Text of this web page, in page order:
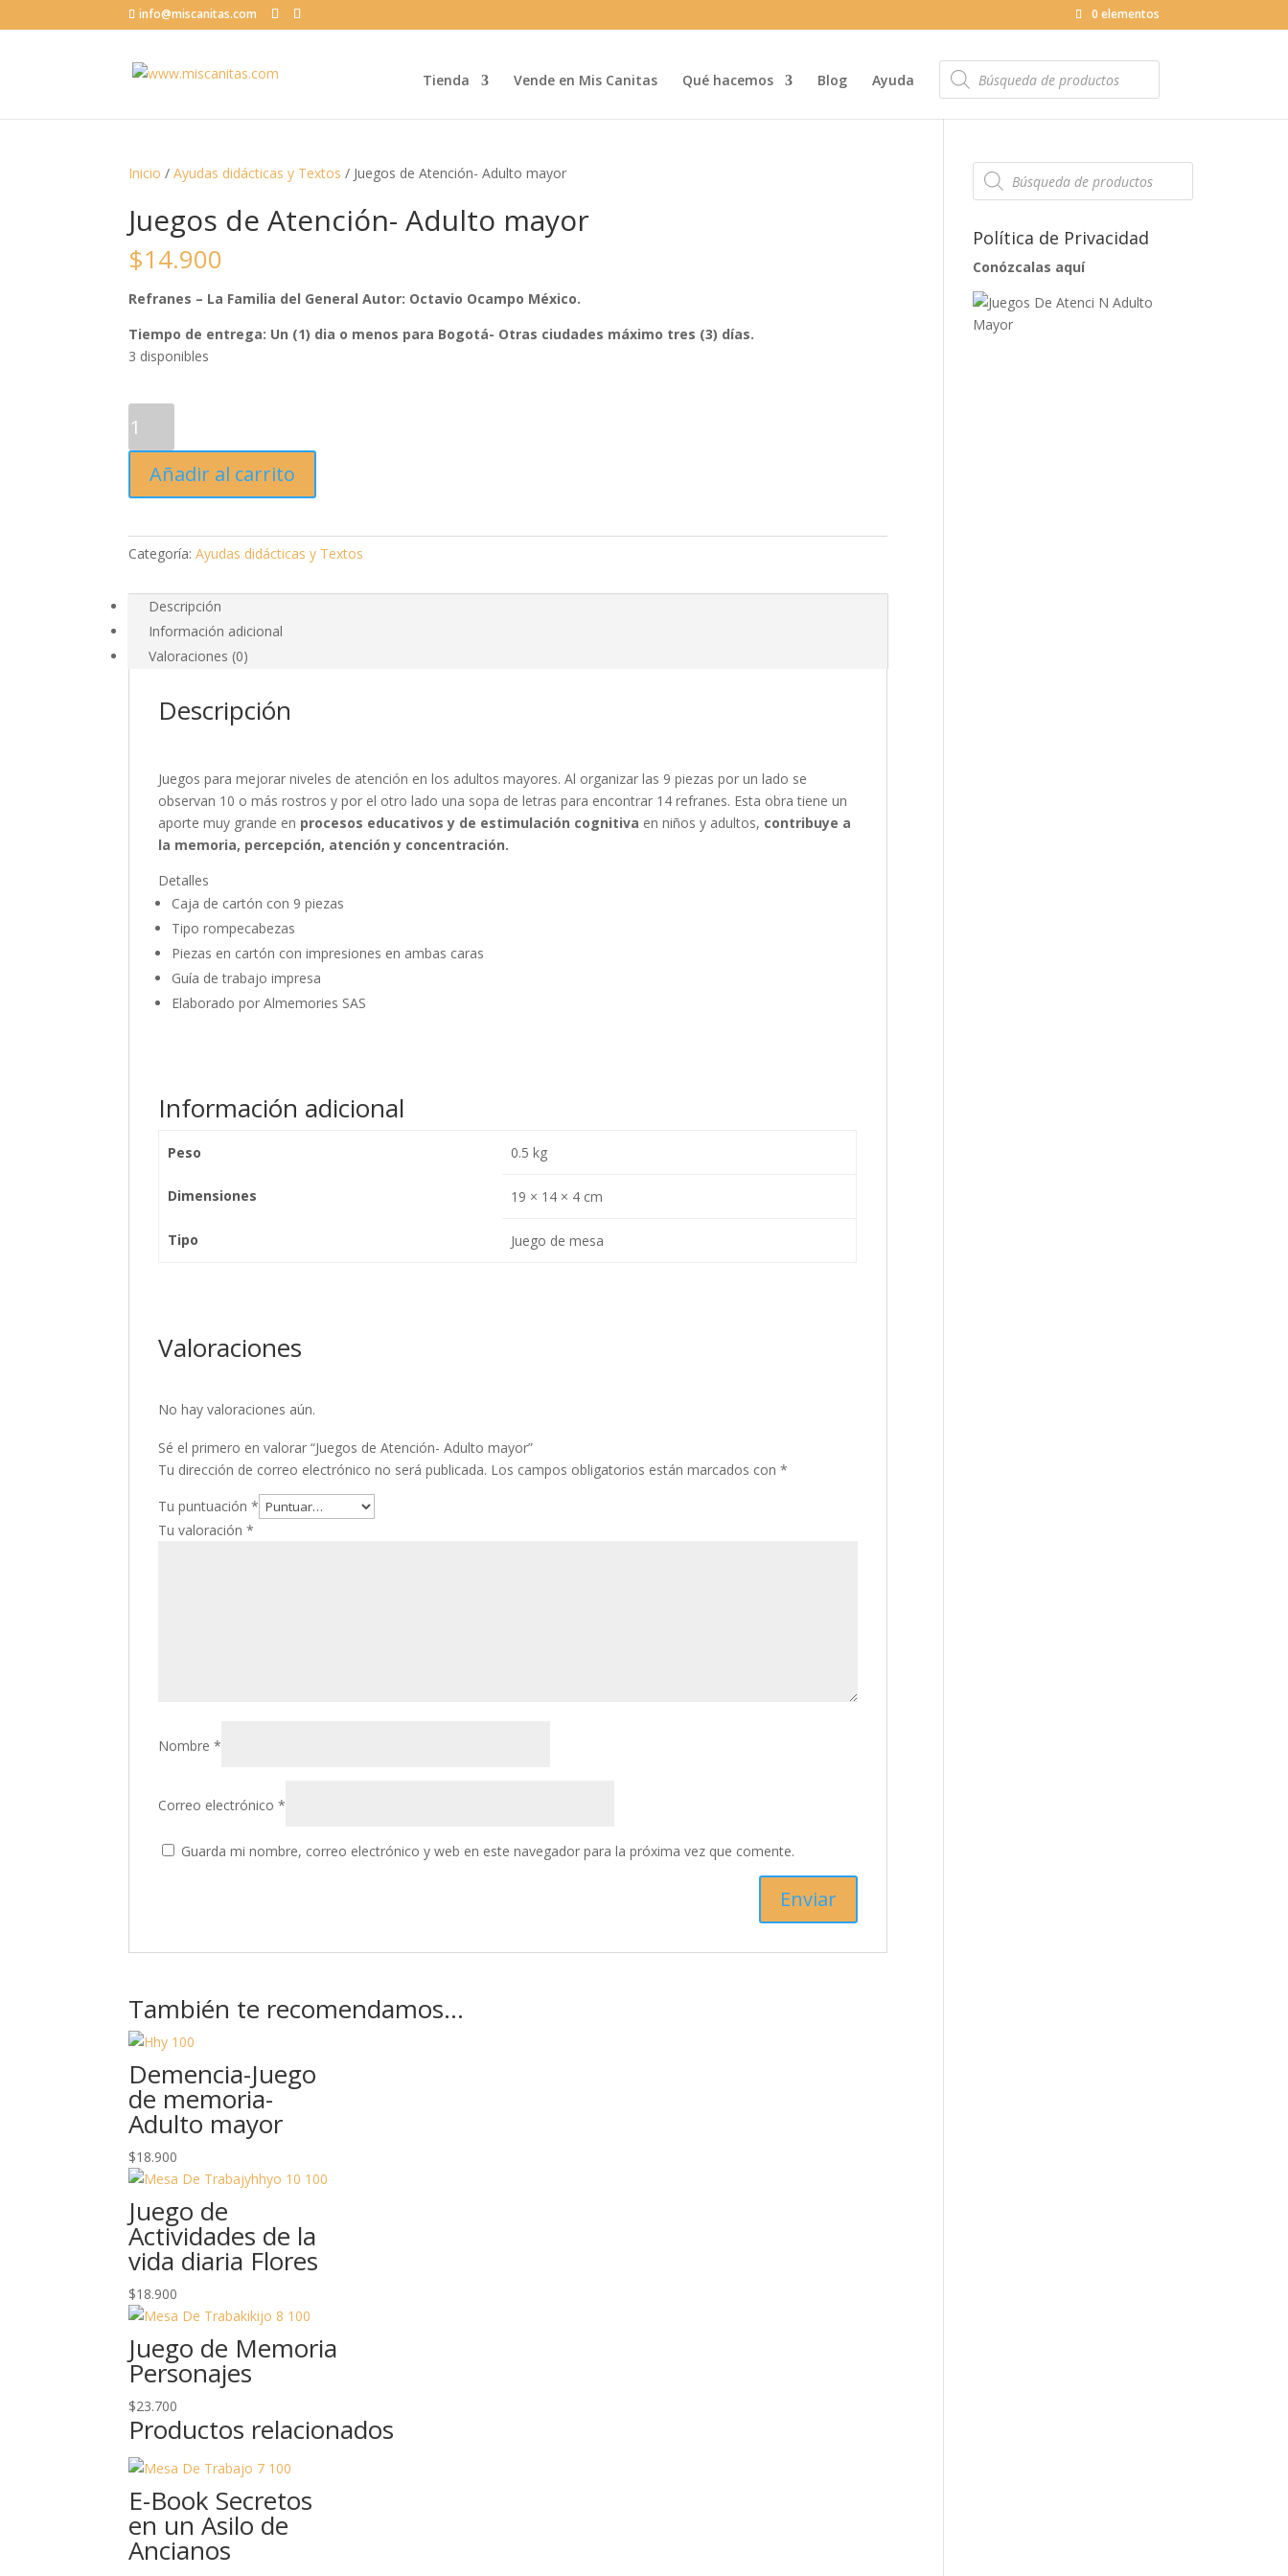
info@miscanitas.com 0 elementos
Tienda Vende en Mis Canitas Qué hacemos Blog Ayuda
Búsqueda
de
productos
Inicio /Ayudas didácticas y Textos / Juegos de Atención- Adulto mayor
Juegos de Atención- Adulto mayor
$14.900
Refranes – La Familia del General Autor: Octavio Ocampo México.
Tiempo de entrega: Un (1) dia o menos para Bogotá- Otras ciudades máximo tres (3) días.
3 disponibles
de
Atención-
Adulto
mayor
Añadir al carrito
Categoría:Ayudas didácticas y Textos
Descripción
Información adicional
Valoraciones (0)
Descripción
Juegos para mejorar niveles de atención en los adultos mayores. Al organizar las 9 piezas por un lado se
observan 10 o más rostros y por el otro lado una sopa de letras para encontrar 14 refranes. Esta obra tiene un
aporte muy grande en procesos educativos y de estimulación cognitiva en niños y adultos, contribuye a
la memoria, percepción, atención y concentración.
Detalles
Caja de cartón con 9 piezas
Tipo rompecabezas
Piezas en cartón con impresiones en ambas caras
Guía de trabajo impresa
Elaborado por Almemories SAS
Información adicional
Peso 0.5 kg
Dimensiones 19 × 14 × 4 cm
Tipo Juego de mesa
Valoraciones
No hay valoraciones aún.
Sé el primero en valorar “Juegos de Atención- Adulto mayor”
Tu dirección de correo electrónico no será publicada. Los campos obligatorios están marcados con*
Tu puntuación*
Tu valoración*
Nombre*
Correo electrónico*
Guarda mi nombre, correo electrónico y web en este navegador para la próxima vez que comente.
También te recomendamos…
Demencia-Juego
de memoria-
Adulto mayor
$18.900
Juego de
Actividades de la
vida diaria Flores
$18.900
Juego de Memoria
Personajes
$23.700
Productos relacionados
E-Book Secretos
en un Asilo de
Ancianos
Búsqueda
de
productos
Política de Privacidad
Conózcalas aquí